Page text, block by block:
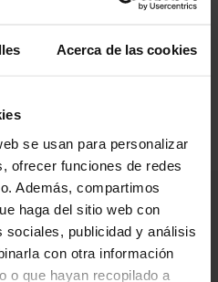
Acerca de las cookies
se usan para personalizar
ofrecer funciones de redes
Además, compartimos
haga del sitio web con
sociales, publicidad y análisis
con otra información
o que hayan recopilado a
nuestra sección de